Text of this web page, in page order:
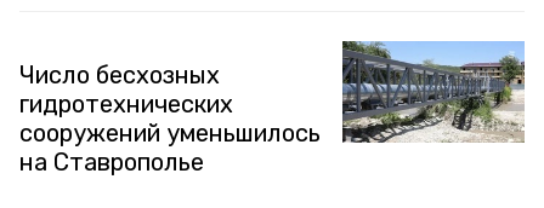
Число бесхозных
гидротехнических
сооружений уменьшилось
на Ставрополье